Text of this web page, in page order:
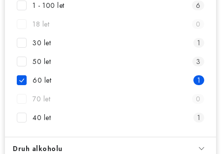
PROVIZNÍ SYSTÉM
O nás Časté otázky
Zásady zpracování ochrany osobních údajů
Kontakty
1 - 100 let
6
18 let
0
30 let
1
50 let
3
60 let
1
70 let
0
40 let
1
Druh alkoholu